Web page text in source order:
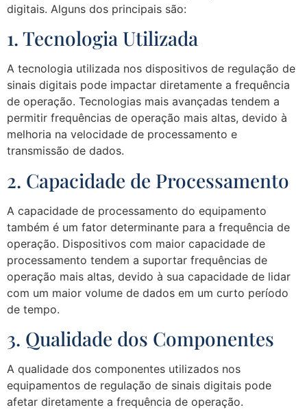
digitais. Alguns dos principais são:
1. Tecnologia Utilizada
A tecnologia utilizada nos dispositivos de regulação de
sinais digitais pode impactar diretamente a frequência
de operação. Tecnologias mais avançadas tendem a
permitir frequências de operação mais altas, devido à
melhoria na velocidade de processamento e
transmissão de dados.
2. Capacidade de Processamento
A capacidade de processamento do equipamento
também é um fator determinante para a frequência de
operação. Dispositivos com maior capacidade de
processamento tendem a suportar frequências de
operação mais altas, devido à sua capacidade de lidar
com um maior volume de dados em um curto período
de tempo.
3. Qualidade dos Componentes
A qualidade dos componentes utilizados nos
equipamentos de regulação de sinais digitais pode
afetar diretamente a frequência de operação.